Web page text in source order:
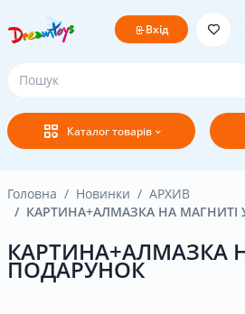
Каталог товарів
Вхід
Головна
Постачальникам
Покупцям
Оплата і доставка
Новини
Головна Новинки
АРХИВ
КАРТИНА+АЛМАЗКА НА МАГНИТІ
КАРТИНА+АЛМАЗКА
ПОДАРУНОК